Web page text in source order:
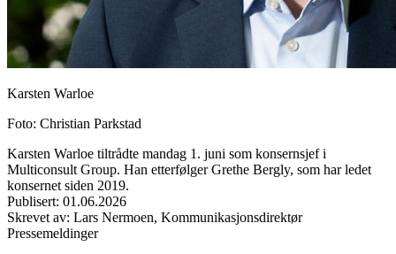
Karsten Warloe
Foto: Christian Parkstad
Karsten Warloe tiltrådte mandag 1. juni som konsernsjef i
Multiconsult Group. Han etterfølger Grethe Bergly, som har ledet
konsernet siden 2019.
Publisert: 01.06.2026
Skrevet av: Lars Nermoen, Kommunikasjonsdirektør
Pressemeldinger